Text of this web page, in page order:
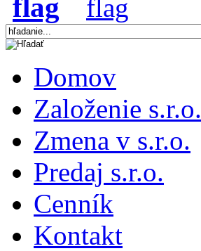
Domov
Založenie s.r.o.
Zmena v s.r.o.
Predaj s.r.o.
Cenník
Kontakt